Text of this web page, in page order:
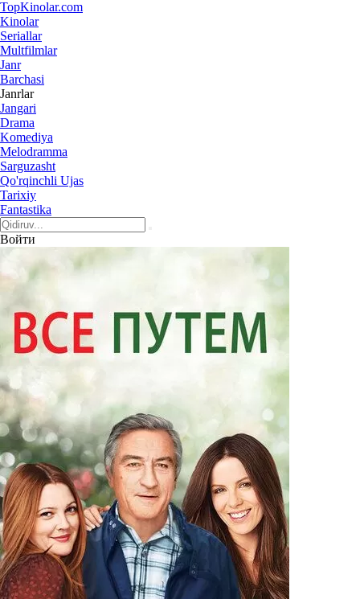
TopKinolar.com
Kinolar
Seriallar
Multfilmlar
Janr
Barchasi
Janrlar
Jangari
Drama
Komediya
Melodramma
Sarguzasht
Qo'rqinchli Ujas
Tarixiy
Fantastika
Войти